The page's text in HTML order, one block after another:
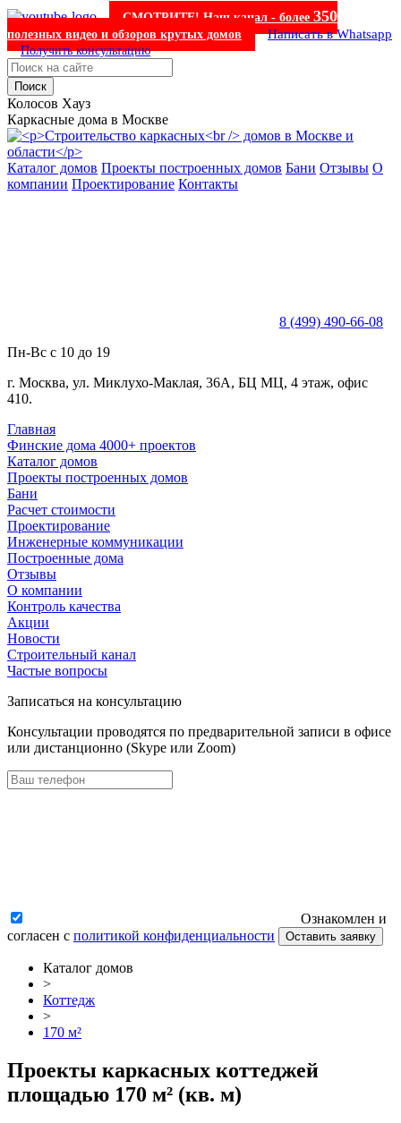
СМОТРИТЕ! Наш канал - более 350
полезных видео и обзоров крутых домов Написать в Whatsapp
Получить консультацию
Поиск
Колосов Хауз
Каркасные дома в Москве
Каталог домов Проекты построенных домов Бани Отзывы О
компании Проектирование Контакты
8 (499) 490-66-08
Пн-Вс с 10 до 19
г. Москва, ул. Миклухо-Маклая, 36А, БЦ МЦ, 4 этаж, офис
410.
Главная
Финские дома 4000+ проектов
Каталог домов
Проекты построенных домов
Бани
Расчет стоимости
Проектирование
Инженерные коммуникации
Построенные дома
Отзывы
О компании
Контроль качества
Акции
Новости
Строительный канал
Частые вопросы
Записаться на консультацию
Консультации проводятся по предварительной записи в офисе
или дистанционно (Skype или Zoom)
Ознакомлен и
согласен с политикой конфиденциальности Оставить заявку
Каталог домов
>
Коттедж
>
170 м²
Проекты каркасных коттеджей
площадью 170 м² (кв. м)